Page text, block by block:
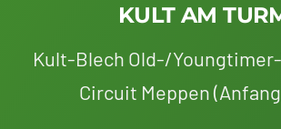
KULT AM
Kult-Blech Old-/
Circuit Meppen